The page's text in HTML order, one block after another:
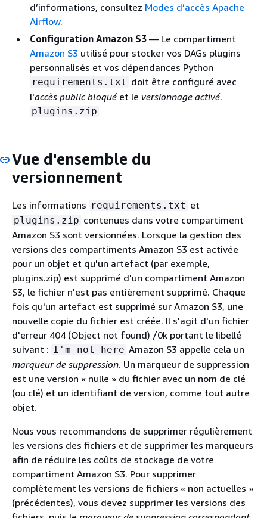
d’informations, consultez Modes d’accès Apache
Airflow.
Configuration Amazon S3 — Le compartiment
Amazon S3 utilisé pour stocker vos DAGs plugins
personnalisés et vos dépendances Python
requirements.txt doit être configuré avec
l'accès public bloquéet le versionnage activé.
plugins.zip
Vue d'ensemble du
versionnement
Les informations requirements.txt et
plugins.zip contenues dans votre compartiment
Amazon S3 sont versionnées. Lorsque la gestion des
versions des compartiments Amazon S3 est activée
pour un objet et qu'un artefact (par exemple,
plugins.zip) est supprimé d'un compartiment Amazon
S3, le fichier n'est pas entièrement supprimé. Chaque
fois qu'un artefact est supprimé sur Amazon S3, une
nouvelle copie du fichier est créée. Il s'agit d'un fichier
d'erreur 404 (Object not found) /0k portant le libellé
suivant : I'm not here Amazon S3 appelle cela un
marqueur de suppression. Un marqueur de suppression
est une version « nulle » du fichier avec un nom de clé
(ou clé) et un identifiant de version, comme tout autre
objet.
Nous vous recommandons de supprimer régulièrement
les versions des fichiers et de supprimer les marqueurs
afin de réduire les coûts de stockage de votre
compartiment Amazon S3. Pour supprimer
complètement les versions de fichiers « non actuelles »
(précédentes), vous devez supprimer les versions des